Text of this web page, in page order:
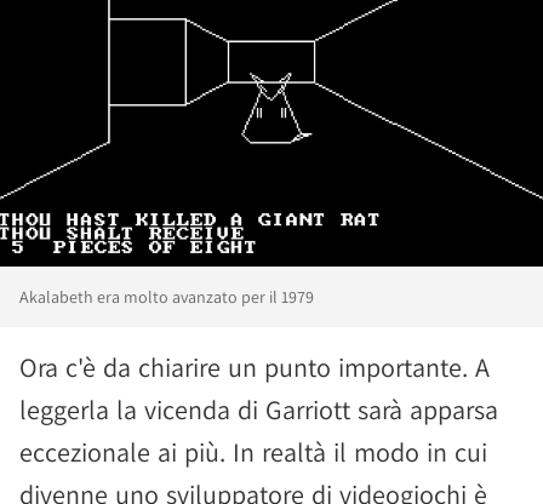
Akalabeth era molto avanzato per il 1979
Ora c'è da chiarire un punto importante. A
leggerla la vicenda di Garriott sarà apparsa
eccezionale ai più. In realtà il modo in cui
divenne uno sviluppatore di videogiochi è